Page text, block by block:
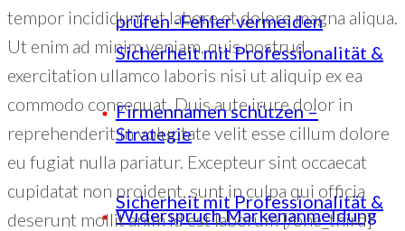
prüfen -Fehler vermeiden
Firmennamen schützen –
Sicherheit mit Professionalität &
Sicherheit mit Professionalität &
Strategie
Widerspruch Markenanmeldung
tempor incididunt ut labore et dolore magna aliqua.
Ut enim ad minim veniam, quis nostrud
exercitation ullamco laboris nisi ut aliquip ex ea
commodo consequat. Duis aute irure dolor in
reprehenderit in voluptate velit esse cillum dolore
eu fugiat nulla pariatur. Excepteur sint occaecat
cupidatat non proident, sunt in culpa qui officia
deserunt mollit anim id est laborum [/one_third]